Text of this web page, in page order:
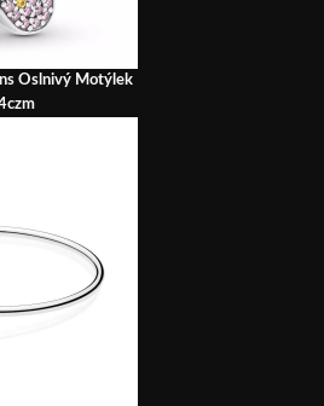
Oslnivý Motýlek